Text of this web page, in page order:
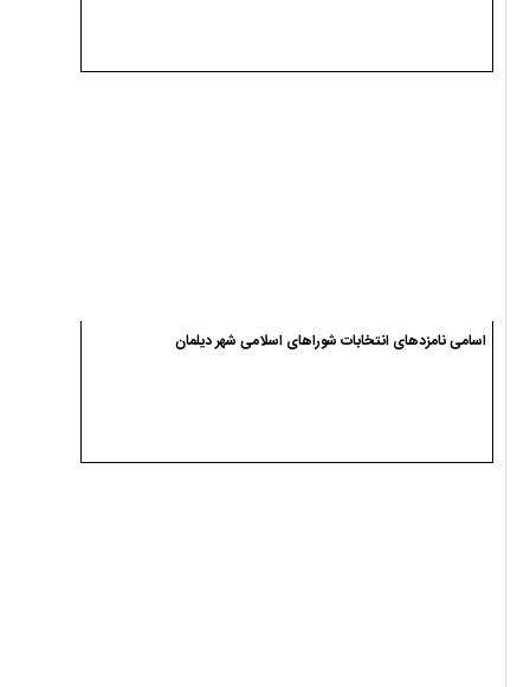
اسامی نامزدهای انتخابات شوراهای اسلامی شهر دیلمان